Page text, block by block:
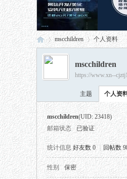
›
mscchildren 个人资料
mscchildren
https://www.xn--
主题 个人资
mscchildren(UID: 23418)
邮箱状态
已验证
统计信息 好友数 0 回帖数
性别 保密